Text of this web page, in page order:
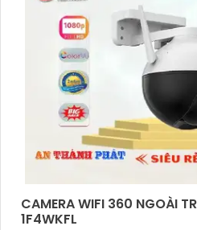
CAMERA WIFI 360 NGOÀI
1F4WKFL